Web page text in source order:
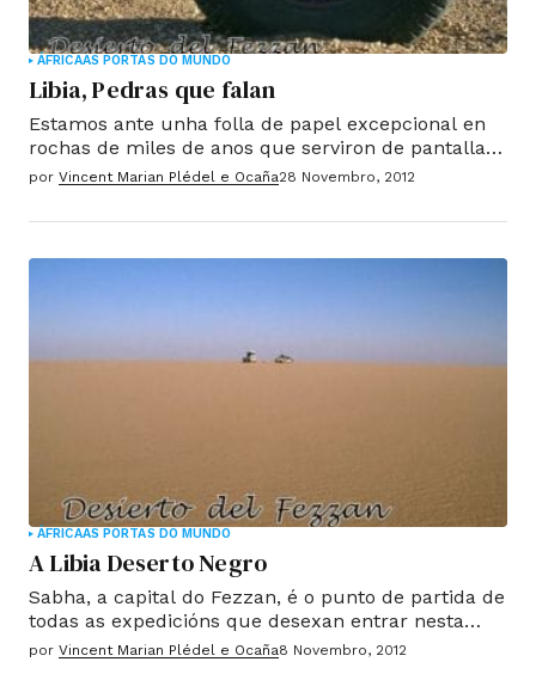
ÁFRICAAS PORTAS DO MUNDO
Libia, Pedras que falan
Estamos ante unha folla de papel excepcional en
rochas de miles de anos que serviron de pantallas
para os homes que nas brumas do tempo que
posteridade.
por Vincent Marian Plédel e Ocaña28 Novembro, 2012
ÁFRICAAS PORTAS DO MUNDO
A Libia Deserto Negro
Sabha, a capital do Fezzan, é o punto de partida de
todas as expedicións que desexan entrar nesta
remota rexión do Sahara. A primeira historia deste
por Vincent Marian Plédel e Ocaña8 Novembro, 2012